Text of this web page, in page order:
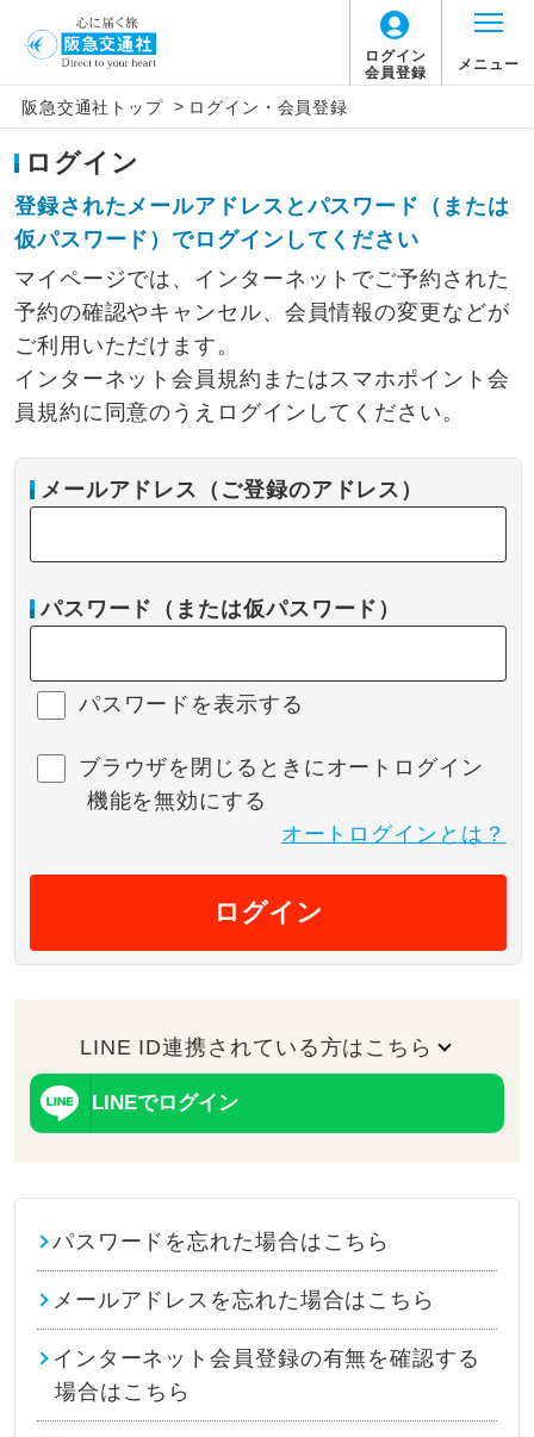
ログイン
会員登録
メニュー
阪急交通社トップ > ログイン・会員登録
ログイン
登録されたメールアドレスとパスワード（または
仮パスワード）でログインしてください
マイページでは、インターネットでご予約された
予約の確認やキャンセル、会員情報の変更などが
ご利用いただけます。
インターネット会員規約またはスマホポイント会
員規約に同意のうえログインしてください。
メールアドレス（ご登録のアドレス）
パスワード（または仮パスワード）
パスワードを表示する
ブラウザを閉じるときにオートログイン
機能を無効にする
オートログインとは？
ログイン
LINE ID連携されている方はこちら
LINEでログイン
パスワードを忘れた場合はこちら
メールアドレスを忘れた場合はこちら
インターネット会員登録の有無を確認する
場合はこちら